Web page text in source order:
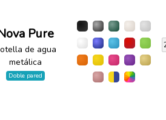
Pure
de agua
metálica
Doble pared